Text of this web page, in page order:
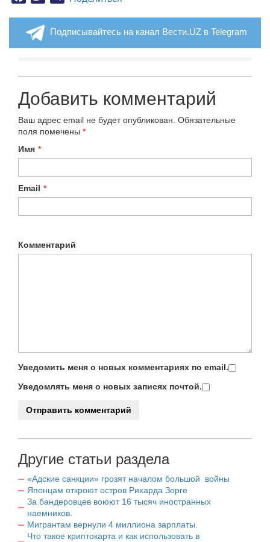
Подписывайтесь на канал Вести.UZ в Telegram
Добавить комментарий
Ваш адрес email не будет опубликован. Обязательные
поля помечены *
Имя *
Email *
Комментарий
Уведомить меня о новых комментариях по email.
Уведомлять меня о новых записях почтой.
Другие статьи раздела
«Адские санкции» грозят началом большой войны
Японцам откроют остров Рихарда Зорге
За бандеровцев воюют 16 тысяч иностранных
наемников.
Мигрантам вернули 4 миллиона зарплаты.
Что такое криптокарта и как использовать в